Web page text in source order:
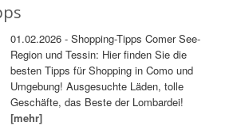
01.02.2026 - Shopping-Tipps Comer See-
Region und Tessin: Hier finden Sie die
besten Tipps für Shopping in Como und
Umgebung! Ausgesuchte Läden, tolle
Geschäfte, das Beste der Lombardei!
[mehr]